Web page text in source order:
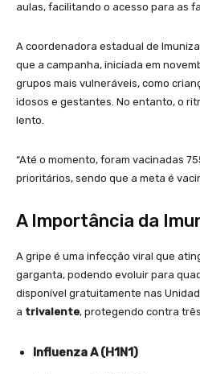
aulas, facilitando o acesso para as
A coordenadora estadual de
que a campanha, iniciada em
grupos mais vulneráveis, como
idosos e gestantes. No entanto, o
lento.
“Até o momento, foram vacinadas
prioritários, sendo que a meta é
A Importância da
A gripe é uma infecção viral que
garganta, podendo evoluir para
disponível gratuitamente nas
a trivalente, protegendo contra
Influenza A (H1N1)